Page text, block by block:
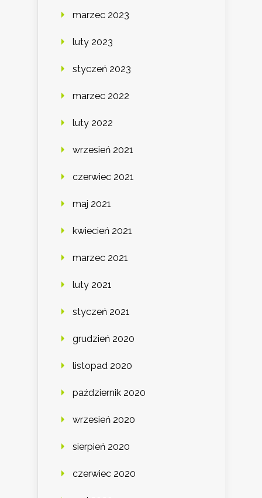
marzec 2023
luty 2023
styczeń 2023
marzec 2022
luty 2022
wrzesień 2021
czerwiec 2021
maj 2021
kwiecień 2021
marzec 2021
luty 2021
styczeń 2021
grudzień 2020
listopad 2020
październik 2020
wrzesień 2020
sierpień 2020
czerwiec 2020